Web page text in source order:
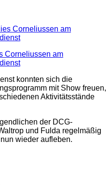
Corneliussen am
konnten sich die
mit Show freuen,
Aktivitätsstände
der DCG-
und Fulda regelmäßig
wieder aufleben.